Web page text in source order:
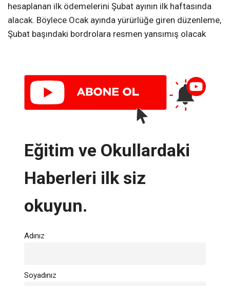
hesaplanan ilk ödemelerini Şubat ayının ilk haftasında
alacak. Böylece Ocak ayında yürürlüğe giren düzenleme,
Şubat başındaki bordrolara resmen yansımış olacak
Eğitim ve Okullardaki
Haberleri ilk siz
okuyun.
Adınız
Soyadınız